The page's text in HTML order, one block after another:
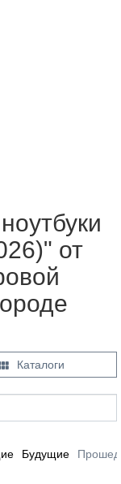
от
Каталоги
Будущие